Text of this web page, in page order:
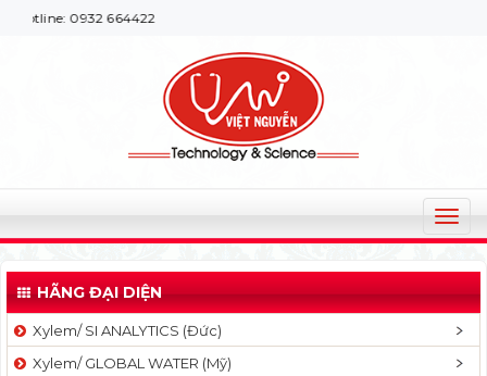
0932 664422
T
o
g
l
HÃNG ĐẠI DIỆN
Xylem/ SI ANALYTICS (Đức)
Xylem/ GLOBAL WATER (Mỹ)